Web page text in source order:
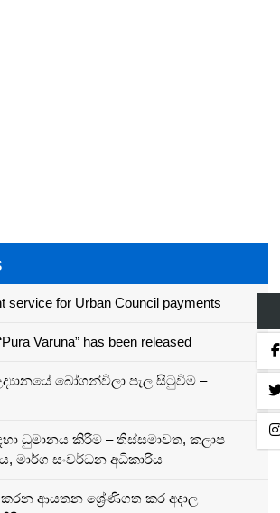
service for Urban Council payments
Varuna” has been released
බෝගන්විලා පැල සිටුවීම –
ධුමානය කිරීම – තිස්සමාවත, කලාප
මාර්ග සංවර්ධන අධිකාරිය
ආයතන ශ්‍රේණිගත කර අදාල